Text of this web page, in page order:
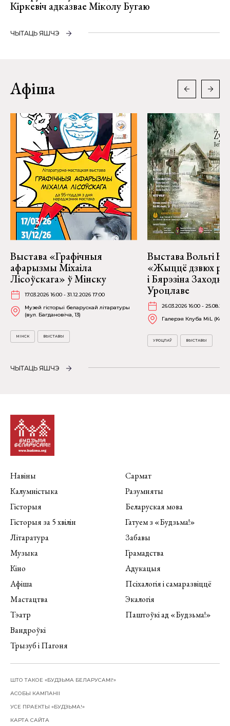
Кіркевіч адказвае Міколу Бугаю
ЧЫТАЦЬ ЯШЧЭ
Афіша
Выстава «Графічныя
афарызмы Міхаіла
Лісоўскага» ў Мінску
17.03.2026 16:00 - 31.12.2026 17:00
Музей гісторыі беларускай літаратуры
(вул. Багдановіча, 13)
МІНСК ВЫСТАВЫ
Выстава Вольгі
«Жыццё дзвюх
і Бярэзіна
Уроцлаве
26.03.2026 16:00 -
Галерэя Клуба MiL
УРОЦЛАЎ ВЫСТАВЫ
ЧЫТАЦЬ ЯШЧЭ
Навіны
Калумністыка
Гісторыя
Гісторыя за 5 хвілін
Літаратура
Музыка
Кіно
Афіша
Мастацтва
Тэатр
Вандроўкі
Трызуб і Пагоня
Сармат
Разумняты
Беларуская мова
Гатуем з «Будзьма!»
Забавы
Грамадства
Адукацыя
Псіхалогія і самаразвіццё
Экалогія
Паштоўкі ад «Будзьма!»
ШТО ТАКОЕ «БУДЗЬМА БЕЛАРУСАМІ!»
АСОБЫ КАМПАНІІ
УСЕ ПРАЕКТЫ «БУДЗЬМА!»
КАРТА САЙТА